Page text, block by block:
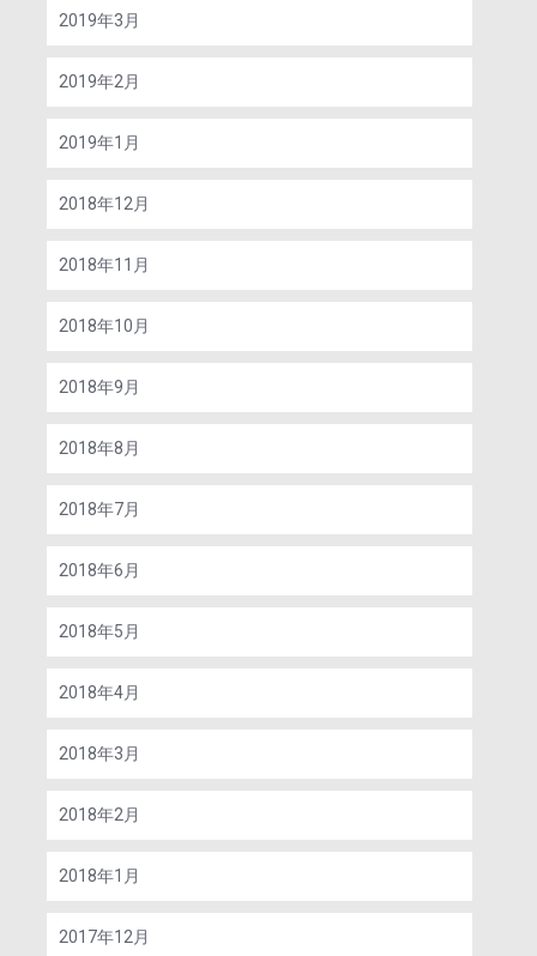
2019年3月
2019年2月
2019年1月
2018年12月
2018年11月
2018年10月
2018年9月
2018年8月
2018年7月
2018年6月
2018年5月
2018年4月
2018年3月
2018年2月
2018年1月
2017年12月